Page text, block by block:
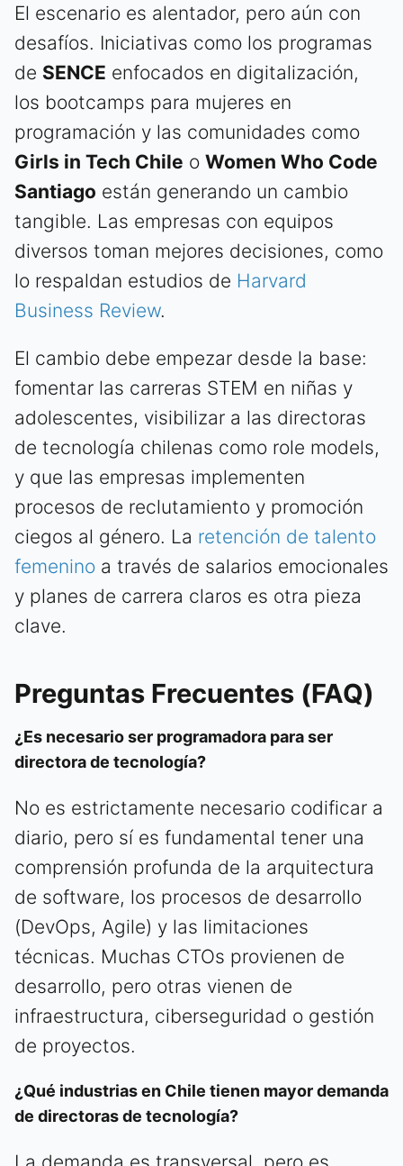
El escenario es alentador, pero aún con
desafíos. Iniciativas como los programas
de SENCE enfocados en digitalización,
los bootcamps para mujeres en
programación y las comunidades como
Girls in Tech Chile o Women Who Code
Santiago están generando un cambio
tangible. Las empresas con equipos
diversos toman mejores decisiones, como
lo respaldan estudios de Harvard
Business Review.
El cambio debe empezar desde la base:
fomentar las carreras STEM en niñas y
adolescentes, visibilizar a las directoras
de tecnología chilenas como role models,
y que las empresas implementen
procesos de reclutamiento y promoción
ciegos al género. La retención de talento
femenino a través de salarios emocionales
y planes de carrera claros es otra pieza
clave.
Preguntas Frecuentes (FAQ)
¿Es necesario ser programadora para ser
directora de tecnología?
No es estrictamente necesario codificar a
diario, pero sí es fundamental tener una
comprensión profunda de la arquitectura
de software, los procesos de desarrollo
(DevOps, Agile) y las limitaciones
técnicas. Muchas CTOs provienen de
desarrollo, pero otras vienen de
infraestructura, ciberseguridad o gestión
de proyectos.
¿Qué industrias en Chile tienen mayor demanda
de directoras de tecnología?